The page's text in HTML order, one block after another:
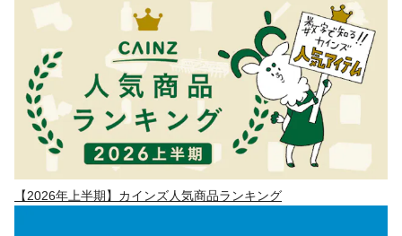
【2026年上半期】カインズ人気商品ランキング